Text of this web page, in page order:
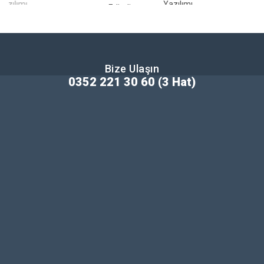
Edindirme
Yazılımı
Bize Ulaşın
0352 221 30 60 (3 Hat)